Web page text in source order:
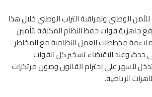
الوطني ولمراقبة التراب الوطني خلال هذا
جاهزية قوات حفظ النظام المكلفة بتأمين
مخططات العمل النظامية مع المخاطر
حدة، وعند الاقتضاء تسخير كل القوات
للسهر على احترام القانون وصون مرتكزات
الرياضية.